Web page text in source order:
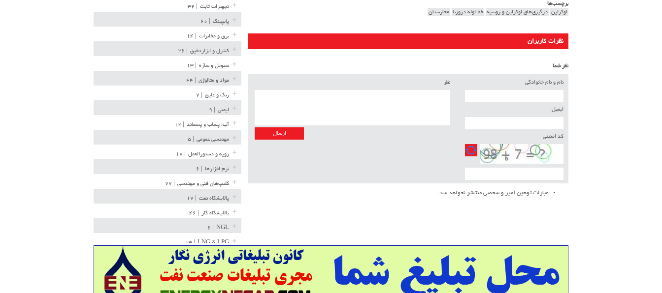
برچسب‌ها
اوکراین درگیری‌های اوکراین و روسیه خط لوله دروژبا مجارستان
نظرات کاربران
نظر شما
نام و نام خانوادگی
ایمیل
کد امنیتی
نظر
عبارات توهین آمیز و شخصی منتشر نخواهد شد.
تجهیزات ثابت
پایپینگ
برق و مخابرات
کنترل و ابزاردقیق
سیویل و سازه
مواد و متالوژی
رنگ و عایق
ایمنی
آب، پساب و پسماند
مهندسی عمومی
رویه و دستورالعمل
نرم افزارها
کلیپ‌های فنی و مهندسی
پالایشگاه نفت
پالایشگاه گاز
NGL
LNG & LPG | ۱۳
خط لوله | ۳۶
مخازن ذخیره